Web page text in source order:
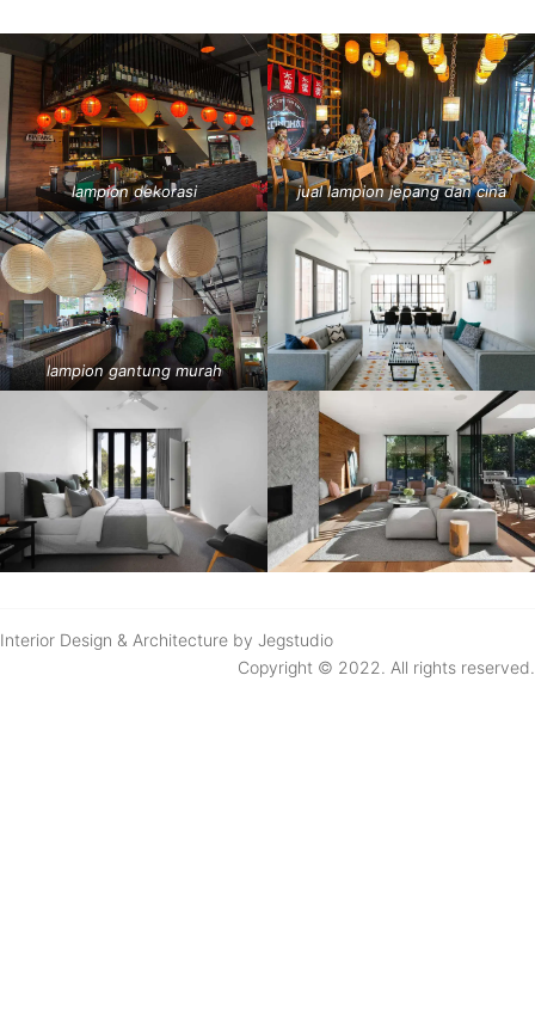
lampion dekorasi jual lampion jepang dan cina
lampion gantung murah
Interior Design & Architecture by Jegstudio
Copyright © 2022. All rights reserved.